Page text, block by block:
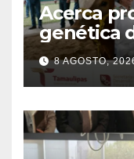
Acerca
genética
y los
8 AGOSTO,